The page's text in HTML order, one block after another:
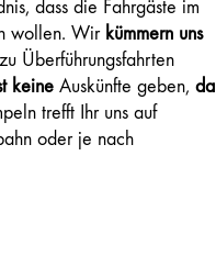
dass die Fahrgäste im
wollen. Wir kümmern uns
Überführungsfahrten
keine Auskünfte geben, da
trefft Ihr uns auf
oder je nach